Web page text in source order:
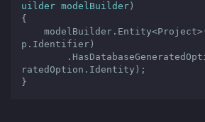
uilder modelBuilder
{
p.Identifier)
ratedOption.Identity);
}